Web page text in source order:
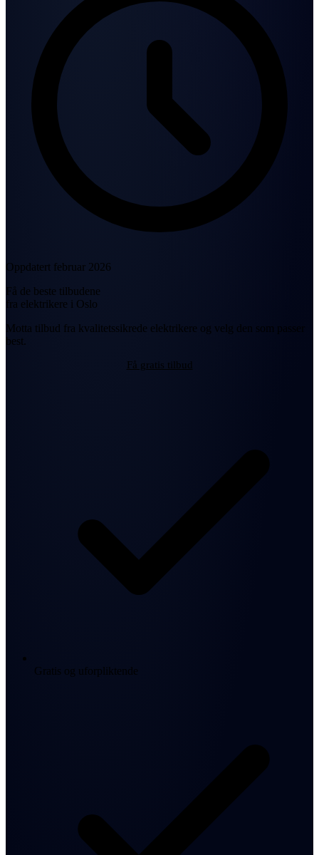
Oppdatert februar 2026
Få de beste tilbudene
fra elektrikere i Oslo
Motta tilbud fra kvalitetssikrede elektrikere og velg den som passer
best.
Få gratis tilbud
Gratis og uforpliktende